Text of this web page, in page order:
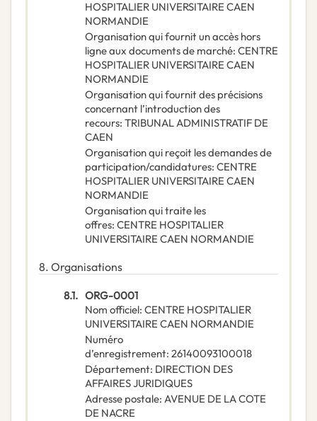
HOSPITALIER UNIVERSITAIRE CAEN
NORMANDIE
Organisation qui fournit un accès hors
ligne aux documents de marché: CENTRE
HOSPITALIER UNIVERSITAIRE CAEN
NORMANDIE
Organisation qui fournit des précisions
concernant l’introduction des
recours: TRIBUNAL ADMINISTRATIF DE
CAEN
Organisation qui reçoit les demandes de
participation/candidatures: CENTRE
HOSPITALIER UNIVERSITAIRE CAEN
NORMANDIE
Organisation qui traite les
offres: CENTRE HOSPITALIER
UNIVERSITAIRE CAEN NORMANDIE
8. Organisations
8.1. ORG-0001
Nom officiel: CENTRE HOSPITALIER
UNIVERSITAIRE CAEN NORMANDIE
Numéro
d’enregistrement: 26140093100018
Département: DIRECTION DES
AFFAIRES JURIDIQUES
Adresse postale: AVENUE DE LA COTE
DE NACRE